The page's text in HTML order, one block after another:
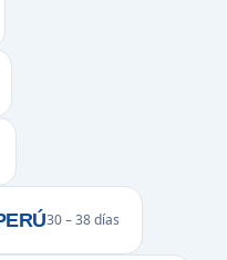
30 – 38 días